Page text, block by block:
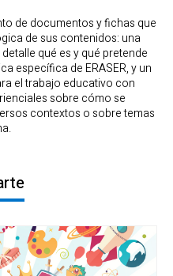
de documentos y fichas que
de sus contenidos: una
qué es y qué pretende
específica de ERASER, y un
el trabajo educativo con
sobre cómo se
contextos o sobre temas